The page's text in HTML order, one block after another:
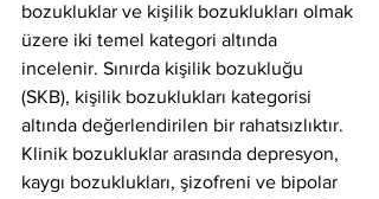
bozukluklar ve kişilik bozuklukları olmak
üzere iki temel kategori altında
incelenir. Sınırda kişilik bozukluğu
(SKB), kişilik bozuklukları kategorisi
altında değerlendirilen bir rahatsızlıktır.
Klinik bozukluklar arasında depresyon,
kaygı bozuklukları, şizofreni ve bipolar